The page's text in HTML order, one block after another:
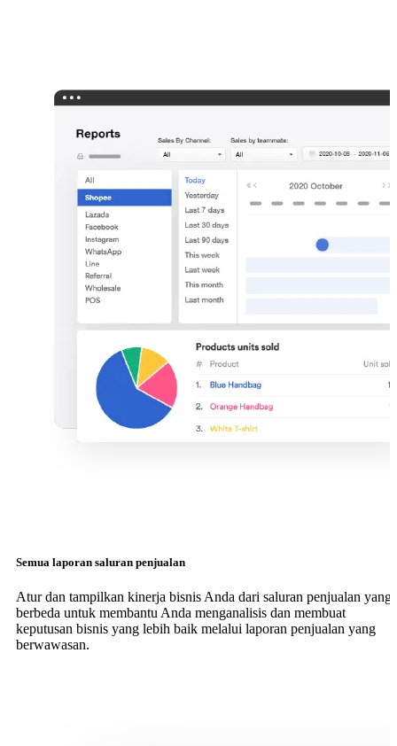
Semua laporan saluran penjualan
Atur dan tampilkan kinerja bisnis Anda dari saluran penjualan yang
berbeda untuk membantu Anda menganalisis dan membuat
keputusan bisnis yang lebih baik melalui laporan penjualan yang
berwawasan.